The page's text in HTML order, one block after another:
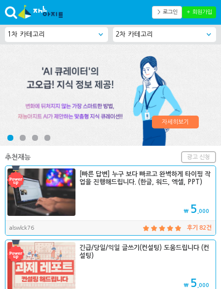
＞ 로그인 ＋ 회원가입
자세히보기
광고 신청
추천재능
[빠른 답변] 누구 보다 빠르고 완벽하게 타이핑 작
업을 진행해드립니다. (한글, 워드, 엑셀, PPT)
₩ 5 ,000
alswlck76 후기 82건
긴급/당일/익일 글쓰기(컨설팅) 도움드립니다 (컨
설팅)
₩ 5 ,000